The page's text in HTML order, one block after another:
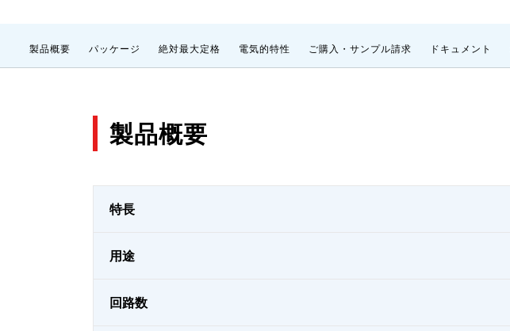
製品概要 パッケージ 絶対最大定格 電気的特性 ご購入・サンプル請求 ドキュメント
製品概要
特長
用途
回路数